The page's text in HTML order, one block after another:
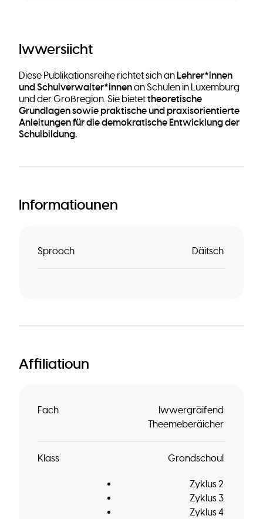
Iwwersiicht
Diese Publikationsreihe richtet sich anLehrer*innen
und Schulverwalter*innenan Schulen in Luxemburg
und der Großregion. Sie bietettheoretische
Grundlagen sowie praktische und praxisorientierte
Anleitungen für die demokratische Entwicklung der
Schulbildung.
Informatiounen
Sprooch Däitsch
Affiliatioun
Fach
Iwwergräifend
Theemeberäicher
Klass Grondschoul
Zyklus 2
Zyklus 3
Zyklus 4